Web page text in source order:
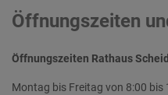
Öffnungszeiten
Öffnungszeiten Rathaus
Montag bis Freitag von 8:00 bis